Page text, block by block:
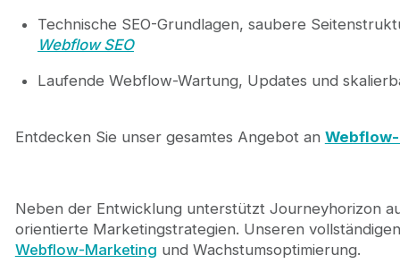
Technische SEO-Grundlagen, saubere
Webflow SEO
Laufende Webflow-Wartung, Updates und
Entdecken Sie unser gesamtes Angebot an
Neben der Entwicklung unterstützt Journeyhorizon
orientierte Marketingstrategien. Unseren
Webflow-Marketing und Wachstumsoptimierung.